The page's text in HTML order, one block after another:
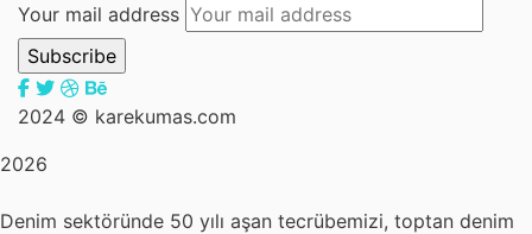
Your mail address
2024 © karekumas.com
2026
Denim sektöründe 50 yılı aşan tecrübemizi, toptan denim